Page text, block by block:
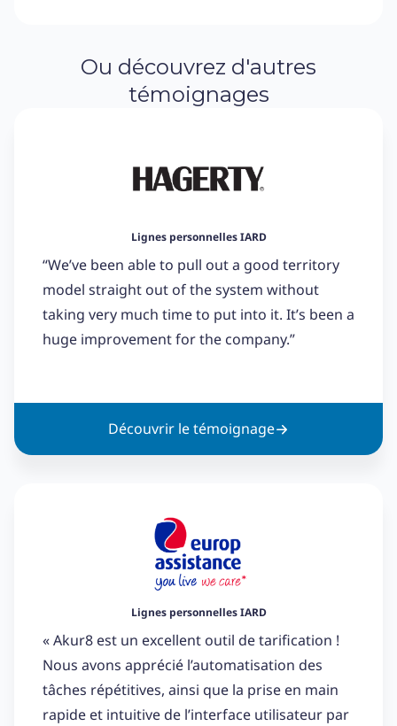
Ou découvrez d'autres
témoignages
Lignes personnelles IARD
“We’ve been able to pull out a good territory
model straight out of the system without
taking very much time to put into it. It’s been a
huge improvement for the company.”
Découvrir le témoignage
Lignes personnelles IARD
« Akur8 est un excellent outil de tarification !
Nous avons apprécié l’automatisation des
tâches répétitives, ainsi que la prise en main
rapide et intuitive de l’interface utilisateur par